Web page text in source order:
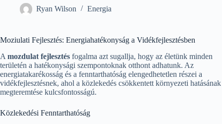
Ryan Wilson Energia
Moziulati Fejlesztés: Energiahatékonyság a Vidékfejlesztésben
A mozdulat fejlesztés fogalma azt sugallja, hogy az életünk minden
területén a hatékonysági szempontoknak otthont adhatunk. Az
energiatakarékosság és a fenntarthatóság elengedhetetlen részei a
vidékfejlesztésnek, ahol a közlekedés csökkentett környezeti hatásának
megteremtése kulcsfontosságú.
Közlekedési Fenntarthatóság